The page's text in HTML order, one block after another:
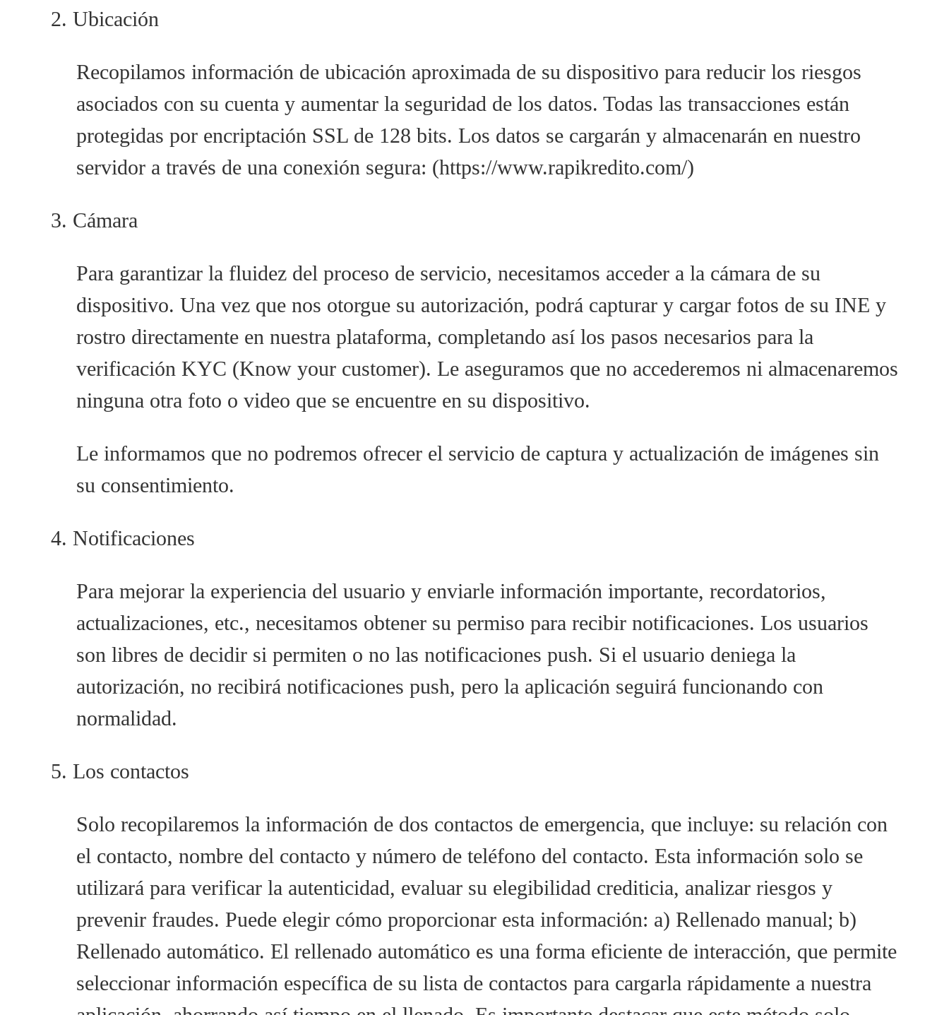
2. Ubicación
Recopilamos información de ubicación aproximada de su dispositivo para reducir los riesgos
asociados con su cuenta y aumentar la seguridad de los datos. Todas las transacciones están
protegidas por encriptación SSL de 128 bits. Los datos se cargarán y almacenarán en nuestro
servidor a través de una conexión segura: (https://www.rapikredito.com/)
3. Cámara
Para garantizar la fluidez del proceso de servicio, necesitamos acceder a la cámara de su
dispositivo. Una vez que nos otorgue su autorización, podrá capturar y cargar fotos de su INE y
rostro directamente en nuestra plataforma, completando así los pasos necesarios para la
verificación KYC (Know your customer). Le aseguramos que no accederemos ni almacenaremos
ninguna otra foto o video que se encuentre en su dispositivo.
Le informamos que no podremos ofrecer el servicio de captura y actualización de imágenes sin
su consentimiento.
4. Notificaciones
Para mejorar la experiencia del usuario y enviarle información importante, recordatorios,
actualizaciones, etc., necesitamos obtener su permiso para recibir notificaciones. Los usuarios
son libres de decidir si permiten o no las notificaciones push. Si el usuario deniega la
autorización, no recibirá notificaciones push, pero la aplicación seguirá funcionando con
normalidad.
5. Los contactos
Solo recopilaremos la información de dos contactos de emergencia, que incluye: su relación con
el contacto, nombre del contacto y número de teléfono del contacto. Esta información solo se
utilizará para verificar la autenticidad, evaluar su elegibilidad crediticia, analizar riesgos y
prevenir fraudes. Puede elegir cómo proporcionar esta información: a) Rellenado manual; b)
Rellenado automático. El rellenado automático es una forma eficiente de interacción, que permite
seleccionar información específica de su lista de contactos para cargarla rápidamente a nuestra